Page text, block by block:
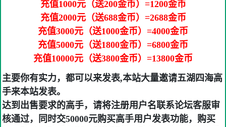
充值1000元（送200金币）=1200金币
充值2000元（送688金币）=2688金币
充值3000元（送1000金币）=4000金币
充值5000元（送1800金币）=6800金币
充值10000元（送3800金币）=13800金币
主要你有实力，都可以来发表,本站大量邀请五湖四海高
手来本站发表。
达到出售要求的高手，请将注册用户名联系论坛客服审
核通过，同时交50000元购买高手用户发表功能，购买